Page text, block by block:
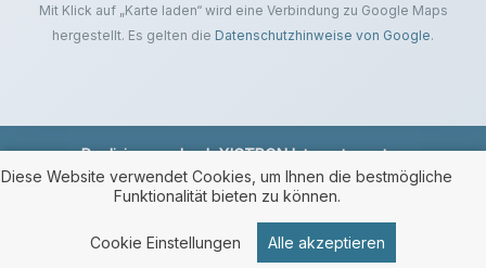
Mit Klick auf „Karte laden“ wird eine Verbindung zu Google Maps
hergestellt. Es gelten die Datenschutzhinweise von Google.
Realisierung durchXICTRON Internetagentur.
Diese Website verwendet Cookies, um Ihnen die bestmögliche
Funktionalität bieten zu können.
Cookie Einstellungen Alle akzeptieren